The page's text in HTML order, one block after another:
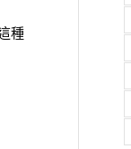
種